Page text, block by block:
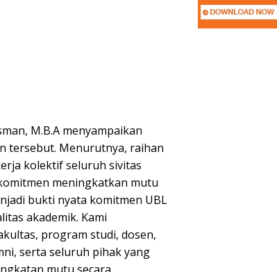
M.B.A menyampaikan
tersebut. Menurutnya, raihan
kolektif seluruh sivitas
meningkatkan mutu
bukti nyata komitmen UBL
akademik. Kami
program studi, dosen,
serta seluruh pihak yang
mutu secara